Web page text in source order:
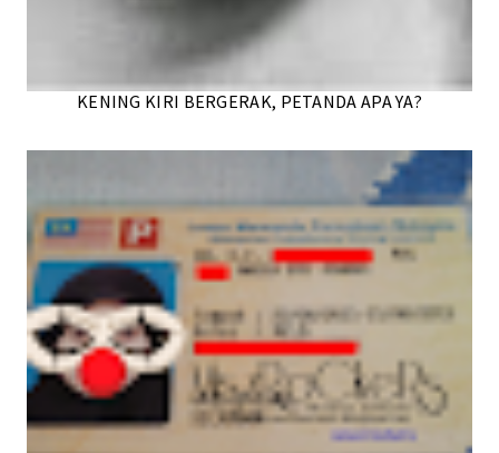
KENING KIRI BERGERAK, PETANDA APA YA?